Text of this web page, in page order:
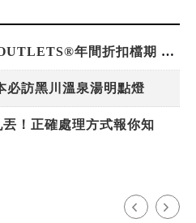
把握日本PREMIUM OUTLETS®年間折扣檔期 越買越划算
必訪黑川溫泉湯明點燈
！正確處理方式報你知